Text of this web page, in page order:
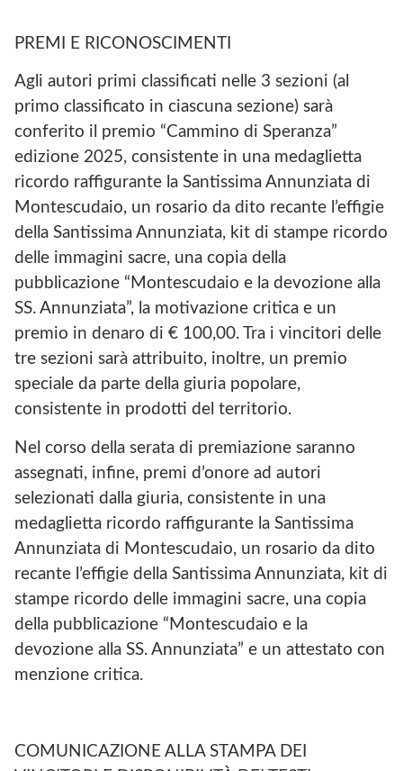
PREMI E RICONOSCIMENTI
Agli autori primi classificati nelle 3 sezioni (al
primo classificato in ciascuna sezione) sarà
conferito il premio “Cammino di Speranza”
edizione 2025, consistente in una medaglietta
ricordo raffigurante la Santissima Annunziata di
Montescudaio, un rosario da dito recante l’effigie
della Santissima Annunziata, kit di stampe ricordo
delle immagini sacre, una copia della
pubblicazione “Montescudaio e la devozione alla
SS. Annunziata”, la motivazione critica e un
premio in denaro di € 100,00. Tra i vincitori delle
tre sezioni sarà attribuito, inoltre, un premio
speciale da parte della giuria popolare,
consistente in prodotti del territorio.
Nel corso della serata di premiazione saranno
assegnati, infine, premi d’onore ad autori
selezionati dalla giuria, consistente in una
medaglietta ricordo raffigurante la Santissima
Annunziata di Montescudaio, un rosario da dito
recante l’effigie della Santissima Annunziata, kit di
stampe ricordo delle immagini sacre, una copia
della pubblicazione “Montescudaio e la
devozione alla SS. Annunziata” e un attestato con
menzione critica.
COMUNICAZIONE ALLA STAMPA DEI